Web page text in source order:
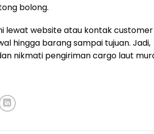
bolong.
lewat website atau kontak customer
hingga barang sampai tujuan. Jadi,
nikmati pengiriman cargo laut